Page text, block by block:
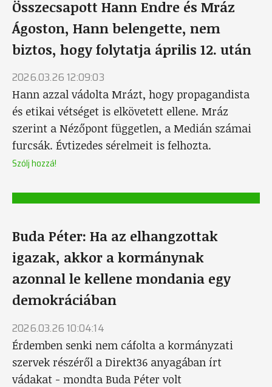
Összecsapott Hann Endre és Mráz
Ágoston, Hann belengette, nem
biztos, hogy folytatja április 12. után
2026.03.26 12:09:03
Hann azzal vádolta Mrázt, hogy propagandista
és etikai vétséget is elkövetett ellene. Mráz
szerint a Nézőpont független, a Medián számai
furcsák. Évtizedes sérelmeit is felhozta.
Szólj hozzá!
Buda Péter: Ha az elhangzottak
igazak, akkor a kormánynak
azonnal le kellene mondania egy
demokráciában
2026.03.26 10:04:14
Érdemben senki nem cáfolta a kormányzati
szervek részéről a Direkt36 anyagában írt
vádakat - mondta Buda Péter volt